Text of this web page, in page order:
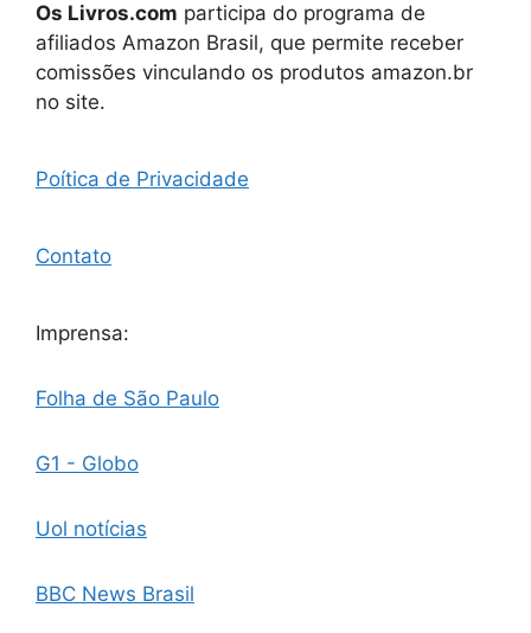
Os Livros.com participa do programa de
afiliados Amazon Brasil, que permite receber
comissões vinculando os produtos amazon.br
no site.
Poítica de Privacidade
Contato
Imprensa:
Folha de São Paulo
G1 - Globo
Uol notícias
BBC News Brasil